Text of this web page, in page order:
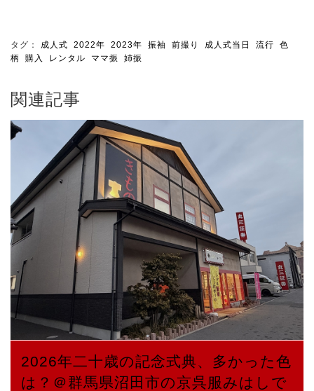
タグ： 成人式 2022年 2023年 振袖 前撮り 成人式当日 流行
色
柄
購入 レンタル ママ振 姉振
関連記事
2026年二十歳の記念式典、多かった色
は？＠群馬県沼田市の京呉服みはしで